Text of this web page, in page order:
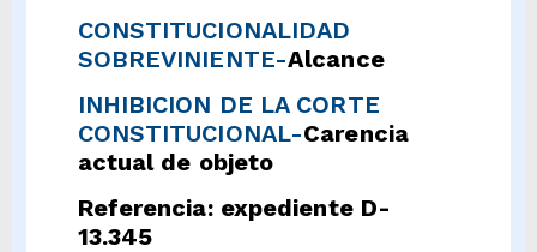
CONSTITUCIONALIDAD
SOBREVINIENTE-Alcance
INHIBICION DE LA CORTE
CONSTITUCIONAL-Carencia
actual de objeto
Referencia: expediente D-
13.345